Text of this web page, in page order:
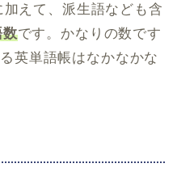
えて、派生語なども含
数です。かなりの数です
英単語帳はなかなかな